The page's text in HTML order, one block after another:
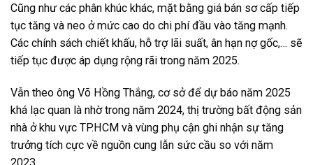
Cũng như các phân khúc khác, mặt bằng giá bán sơ cấp tiếp
tục tăng và neo ở mức cao do chi phí đầu vào tăng mạnh.
Các chính sách chiết khấu, hỗ trợ lãi suất, ân hạn nợ gốc,… sẽ
tiếp tục được áp dụng rộng rãi trong năm 2025.
Vẫn theo ông Võ Hồng Thắng, cơ sở để dự báo năm 2025
khá lạc quan là nhờ trong năm 2024, thị trường bất động sản
nhà ở khu vực TP.HCM và vùng phụ cận ghi nhận sự tăng
trưởng tích cực về nguồn cung lẫn sức cầu so với năm